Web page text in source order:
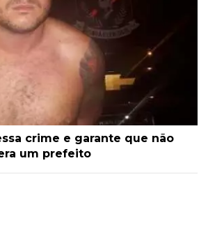
crime e garante que não
um prefeito